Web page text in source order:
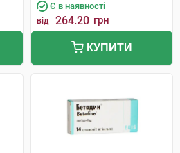
Є в наявності
від 264.20 грн
КУПИТИ